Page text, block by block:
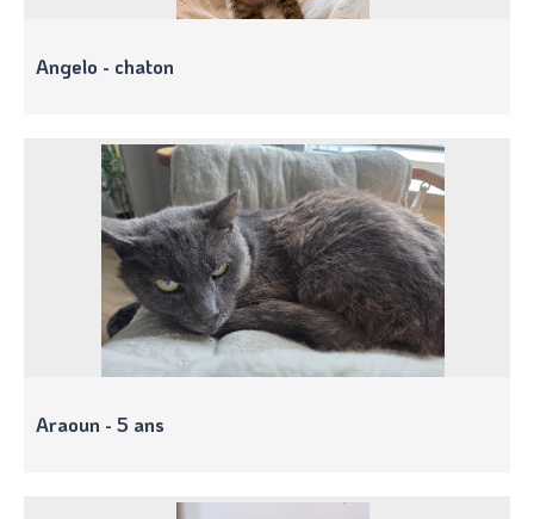
Angelo - chaton
Araoun - 5 ans